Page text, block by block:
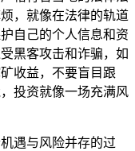
，就像在法律的轨道
自己的个人信息和资
黑客攻击和诈骗，如
收益，不要盲目跟
投资就像一场充满风
遇与风险并存的过